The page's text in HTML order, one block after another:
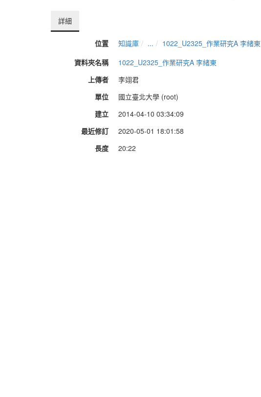
詳細
位置 知識庫 ...
1022_U2325_作業研究A 李緒東
資料夾名稱
1022_U2325_作業研究A 李緒東
上傳者
李翊君
單位
國立臺北大學 (root)
建立
2014-04-10 03:34:09
最近修訂
2020-05-01 18:01:58
長度
20:22